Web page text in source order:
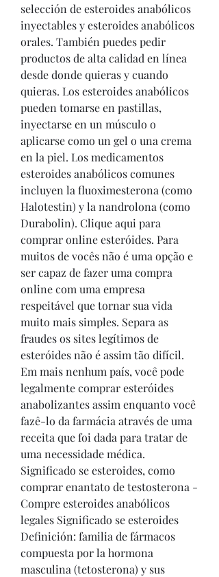
selección de esteroides anabólicos
inyectables y esteroides anabólicos
orales. También puedes pedir
productos de alta calidad en línea
desde donde quieras y cuando
quieras. Los esteroides anabólicos
pueden tomarse en pastillas,
inyectarse en un músculo o
aplicarse como un gel o una crema
en la piel. Los medicamentos
esteroides anabólicos comunes
incluyen la fluoximesterona (como
Halotestin) y la nandrolona (como
Durabolin). Clique aqui para
comprar online esteróides. Para
muitos de vocês não é uma opção e
ser capaz de fazer uma compra
online com uma empresa
respeitável que tornar sua vida
muito mais simples. Separa as
fraudes os sites legítimos de
esteróides não é assim tão difícil.
Em mais nenhum país, você pode
legalmente comprar esteróides
anabolizantes assim enquanto você
fazê-lo da farmácia através de uma
receita que foi dada para tratar de
uma necessidade médica.
Significado se esteroides, como
comprar enantato de testosterona -
Compre esteroides anabólicos
legales Significado se esteroides
Definición: familia de fármacos
compuesta por la hormona
masculina (tetosterona) y sus